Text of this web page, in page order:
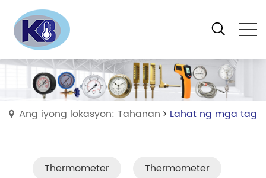
Ang iyong lokasyon: Tahanan Lahat ng mga tag
Thermometer Thermometer